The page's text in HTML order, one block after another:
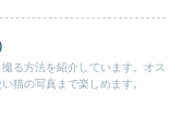
る方法を紹介しています。オス
猫の写真まで楽しめます。